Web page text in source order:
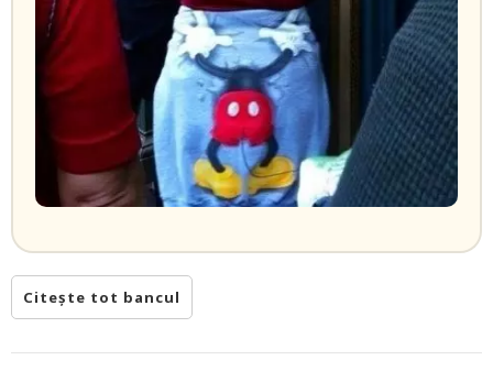
Citește tot bancul